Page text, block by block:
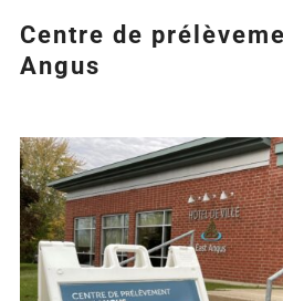
Centre de
Angus
Agrandir
l&apos;image